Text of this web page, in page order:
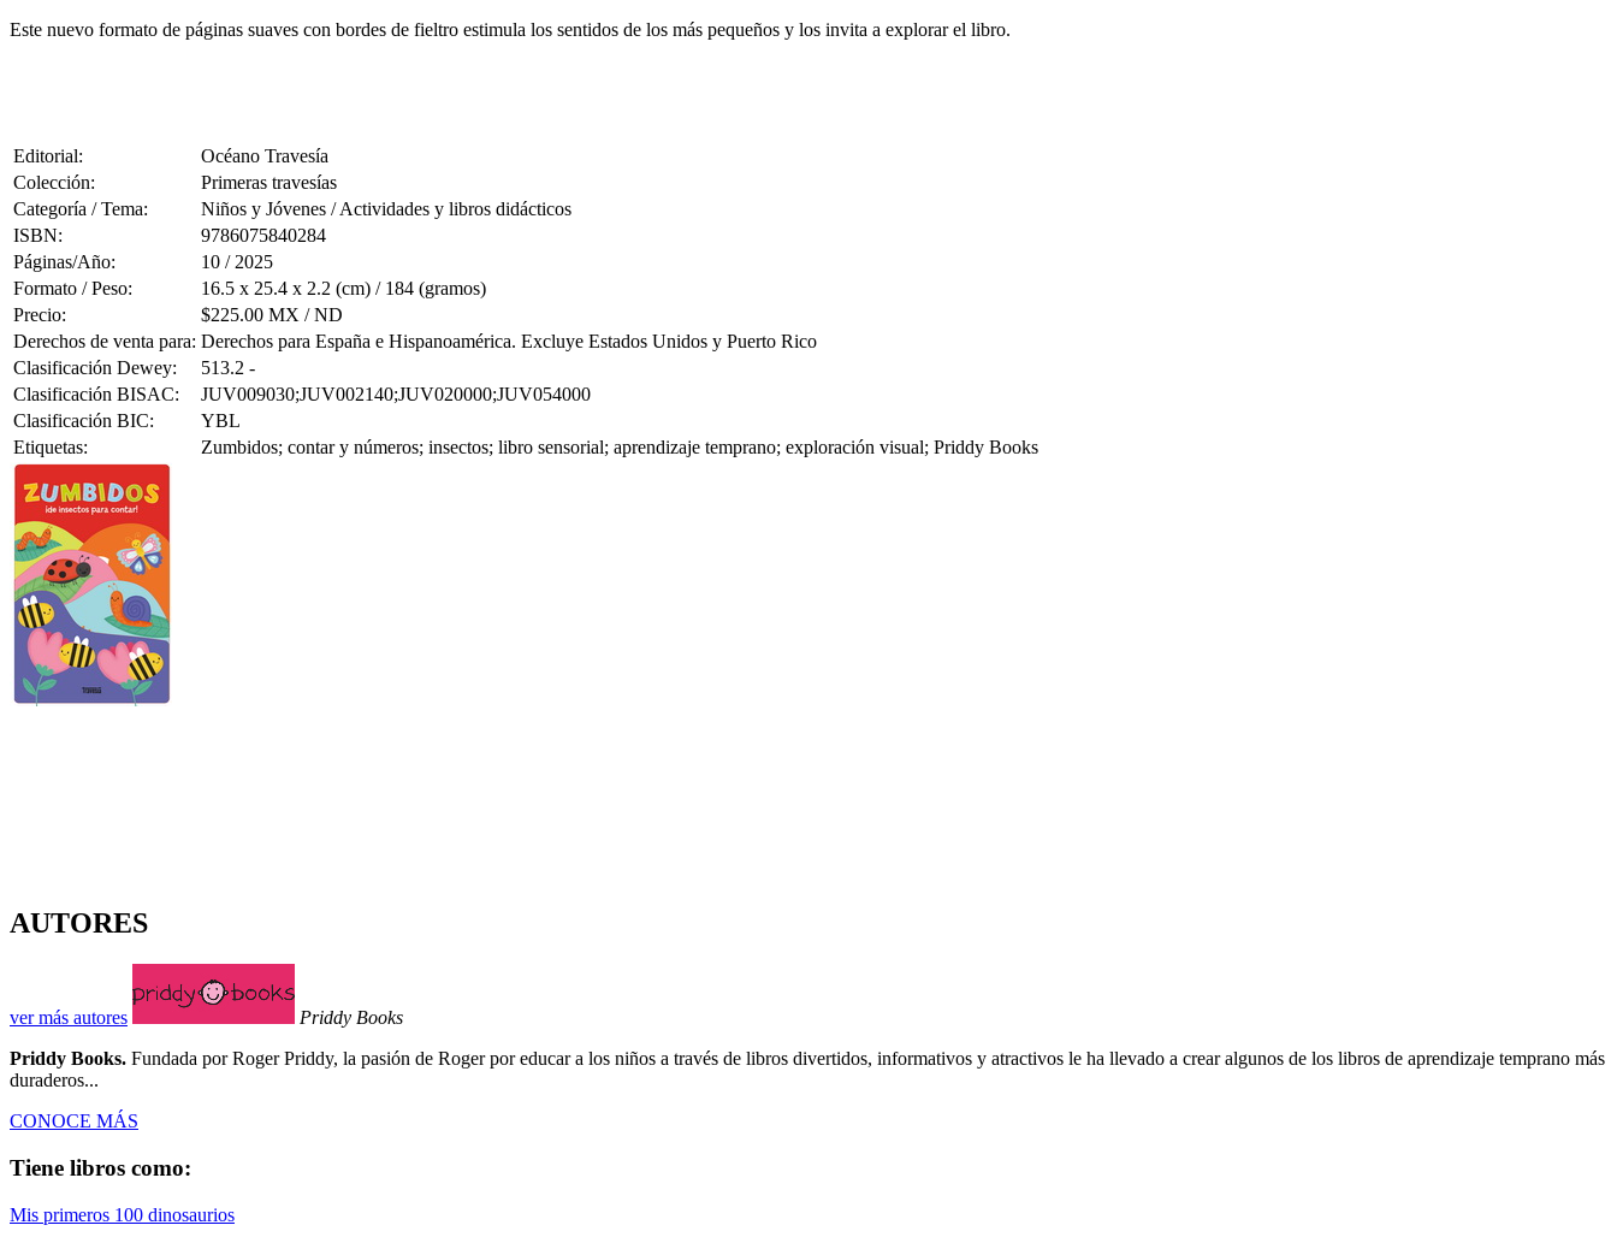
Este nuevo formato de páginas suaves con bordes de fieltro estimula los sentidos de los más pequeños y los invita a explorar el libro.
Editorial:
Océano Travesía
Colección:
Primeras travesías
Categoría / Tema:
Niños y Jóvenes / Actividades y libros didácticos
ISBN:
9786075840284
Páginas/Año:
10 / 2025
Formato / Peso:
16.5 x 25.4 x 2.2 (cm) / 184 (gramos)
Precio:
$225.00 MX / ND
Derechos de venta para: Derechos para España e Hispanoamérica. Excluye Estados Unidos y Puerto Rico
Clasificación Dewey:
513.2 -
Clasificación BISAC:
JUV009030;JUV002140;JUV020000;JUV054000
Clasificación BIC:
YBL
Etiquetas:
Zumbidos; contar y números; insectos; libro sensorial; aprendizaje temprano; exploración visual; Priddy Books
AUTORES
ver más autores
Priddy Books
Priddy Books. Fundada por Roger Priddy, la pasión de Roger por educar a los niños a través de libros divertidos, informativos y atractivos le ha llevado a crear algunos de los libros de aprendizaje temprano más
duraderos...
CONOCE MÁS
Tiene libros como:
Mis primeros 100 dinosaurios